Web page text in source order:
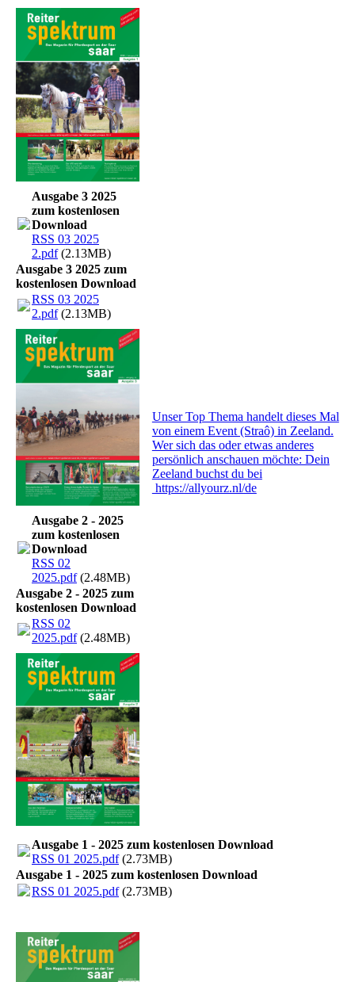
Ausgabe 3 2025
zum kostenlosen
Download
RSS 03 2025
2.pdf(2.13MB)
Ausgabe 3 2025 zum
kostenlosen Download
RSS 03 2025
2.pdf(2.13MB)
Unser Top Thema handelt dieses Mal
von einem Event (Straô) in Zeeland.
Wer sich das oder etwas anderes
persönlich anschauen möchte: Dein
Zeeland buchst du bei
https://allyourz.nl/de
Ausgabe 2 - 2025
zum kostenlosen
Download
RSS 02
2025.pdf(2.48MB)
Ausgabe 2 - 2025 zum
kostenlosen Download
RSS 02
2025.pdf(2.48MB)
Ausgabe 1 - 2025 zum kostenlosen Download
RSS 01 2025.pdf(2.73MB)
Ausgabe 1 - 2025 zum kostenlosen Download
RSS 01 2025.pdf(2.73MB)